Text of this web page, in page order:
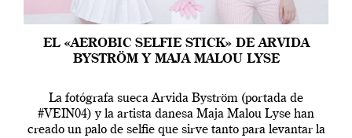
EL «AEROBIC SELFIE STICK» DE ARVIDA
BYSTRÖM Y MAJA MALOU LYSE
La fotógrafa sueca Arvida Byström (portada de
#VEIN04) y la artista danesa Maja Malou Lyse han
creado un palo de selfie que sirve tanto para levantar la